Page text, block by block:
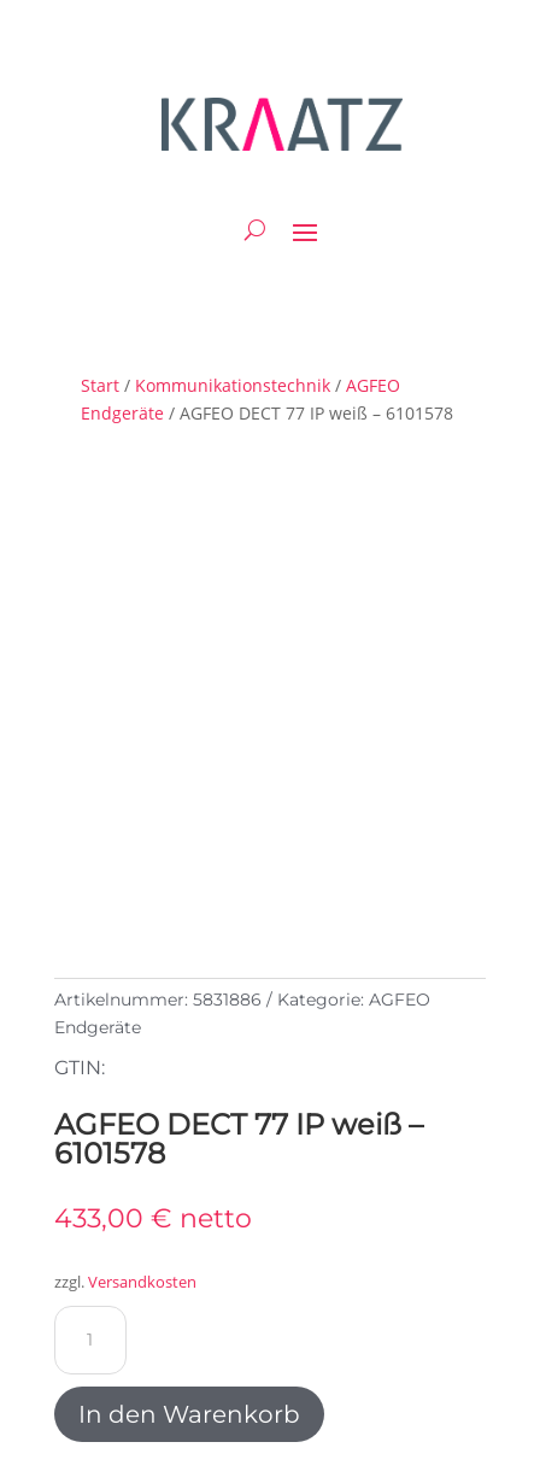
Start / Kommunikationstechnik /AGFEO
Endgeräte / AGFEO DECT 77 IP weiß – 6101578
Artikelnummer: 5831886 Kategorie: AGFEO
Endgeräte
GTIN:
AGFEO DECT 77 IP weiß –
6101578
433,00 € netto
zzgl.Versandkosten
AGFEO
DECT
77
IP
weiß
In den Warenkorb